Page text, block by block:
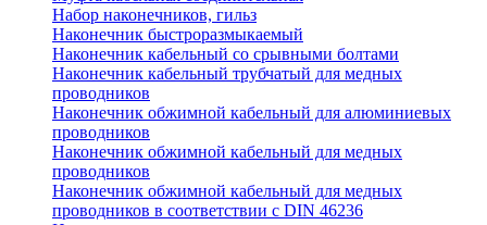
Набор наконечников, гильз
Наконечник быстроразмыкаемый
Наконечник кабельный со срывными болтами
Наконечник кабельный трубчатый для медных
проводников
Наконечник обжимной кабельный для алюминиевых
проводников
Наконечник обжимной кабельный для медных
проводников
Наконечник обжимной кабельный для медных
проводников в соответствии с DIN 46236